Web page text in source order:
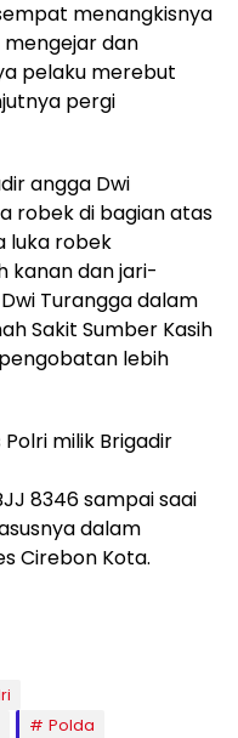
menangkisnya
dan
pelaku merebut
pergi
angga Dwi
robek di bagian atas
luka robek
kanan dan jari-
Turangga dalam
Sakit Sumber Kasih
lebih
milik Brigadir
8346 sampai saai
dalam
Cirebon Kota.
Polda